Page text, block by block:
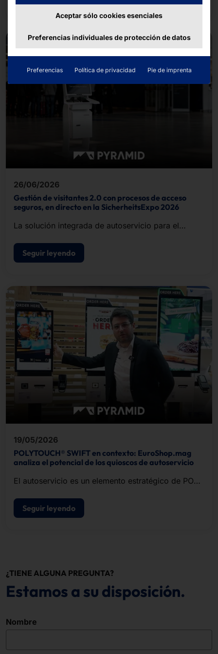
26/06/2026
Gestión de visitantes 2.0 con procesos de acceso
seguros, en directo en la SicherheitsExpo 2026
La solución integrada de autoservicio para el
acreditaciones y el control de acceso.
Seguir leyendo
19/05/2026
POLYTOUCH® SWIFT en contexto: EuroShop.mag
analiza el potencial de los quioscos de autoservicio
El autoservicio es un elemento estratégico de POS
Seguir leyendo
¿TIENE ALGUNA PREGUNTA?
Estamos a su disposición.
Nombre
Aceptar sólo cookies esenciales
Preferencias individuales de protección de datos
Preferencias Política de privacidad Pie de imprenta